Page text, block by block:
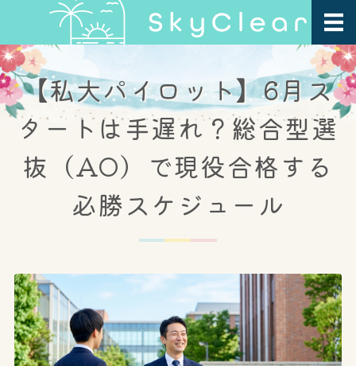
ホーム
プログラム紹介
指導方針・FAQ
会社概要
お問い合わせ
【私大パイロット】6月ス
タートは手遅れ？総合型選
抜（AO）で現役合格する
必勝スケジュール